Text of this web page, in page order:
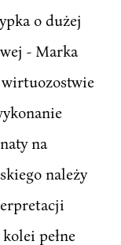
o dużej
- Marka
wirtuozostwie
na
należy
pełne